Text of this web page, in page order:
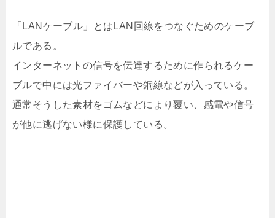
「LANケーブル」とはLAN回線をつなぐためのケーブ
ルである。
インターネットの信号を伝達するために作られるケー
ブルで中には光ファイバーや銅線などが入っている。
通常そうした素材をゴムなどにより覆い、感電や信号
が他に逃げない様に保護している。